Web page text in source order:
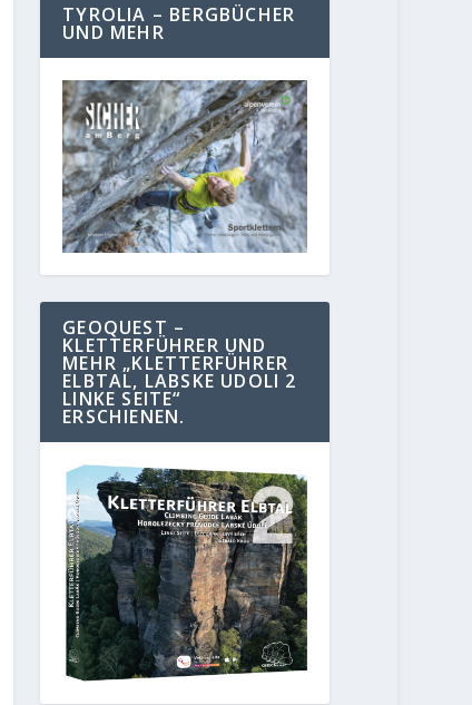
TYROLIA – BERGBÜCHER
UND MEHR
GEOQUEST –
KLETTERFÜHRER UND
MEHR „KLETTERFÜHRER
ELBTAL, LABSKE UDOLI 2
LINKE SEITE“
ERSCHIENEN.